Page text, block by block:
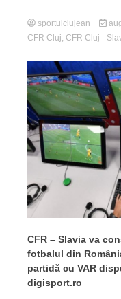
sportulclujean
CFR Cluj CFR Cluj -
CFR – Slavia va
fotbalul din
partidă cu VAR
digisport.ro